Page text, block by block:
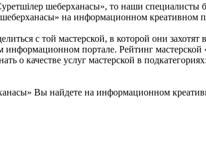
шеберханасы», то наши специалисты
на информационном креативном
с той мастерской, в которой они захотят
портале. Рейтинг мастерской
о качестве услуг мастерской в
Вы найдете на информационном